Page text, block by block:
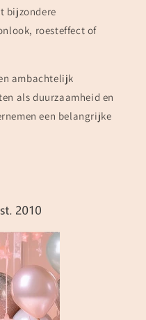
bijzondere
roesteffect of
ambachtelijk
als duurzaamheid en
een belangrijke